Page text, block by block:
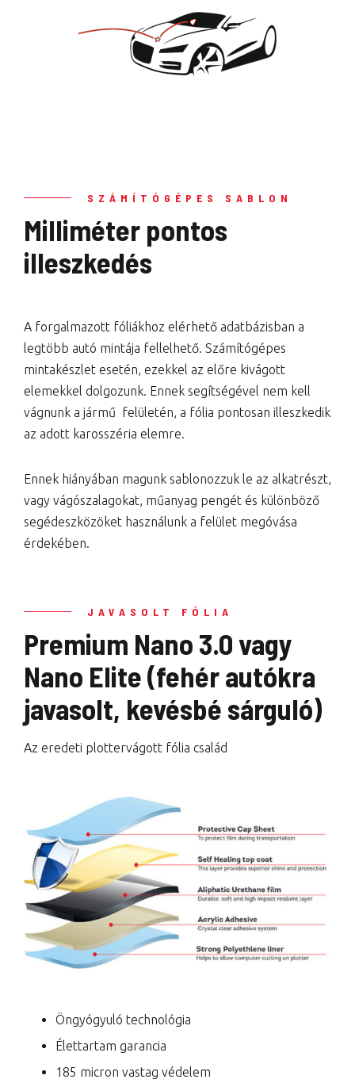
SZÁMÍTÓGÉPES SABLON
Milliméter pontos
illeszkedés
A forgalmazott fóliákhoz elérhető adatbázisban a
legtöbb autó mintája fellelhető. Számítógépes
mintakészlet esetén, ezekkel az előre kivágott
elemekkel dolgozunk. Ennek segítségével nem kell
vágnunk a jármű felületén, a fólia pontosan illeszkedik
az adott karosszéria elemre.
Ennek hiányában magunk sablonozzuk le az alkatrészt,
vagy vágószalagokat, műanyag pengét és különböző
segédeszközöket használunk a felület megóvása
érdekében.
JAVASOLT FÓLIA
Premium Nano 3.0 vagy
Nano Elite (fehér autókra
javasolt, kevésbé sárguló)
Az eredeti plottervágott fólia család
Öngyógyuló technológia
Élettartam garancia
185 micron vastag védelem